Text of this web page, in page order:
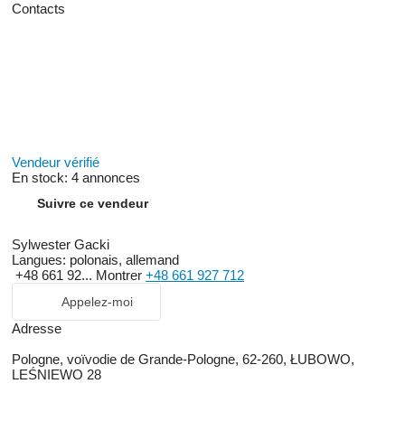
Contacts
Vendeur vérifié
En stock: 4 annonces
Suivre ce vendeur
Sylwester Gacki
Langues: polonais, allemand
+48 661 92... Montrer +48 661 927 712
Appelez-moi
Adresse
Pologne, voïvodie de Grande-Pologne, 62-260, ŁUBOWO,
LEŚNIEWO 28